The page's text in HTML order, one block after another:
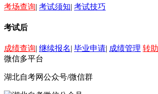
考场查询| 考试须知| 考试技巧
考试后
成绩查询| 继续报名| 毕业申请| 成绩管理 转
微信多平台
湖北自考网公众号/微信群